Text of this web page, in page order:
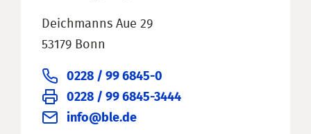
Deichmanns Aue 29
53179 Bonn
0228 / 99 6845-0
0228 / 99 6845-3444
info@ble.de